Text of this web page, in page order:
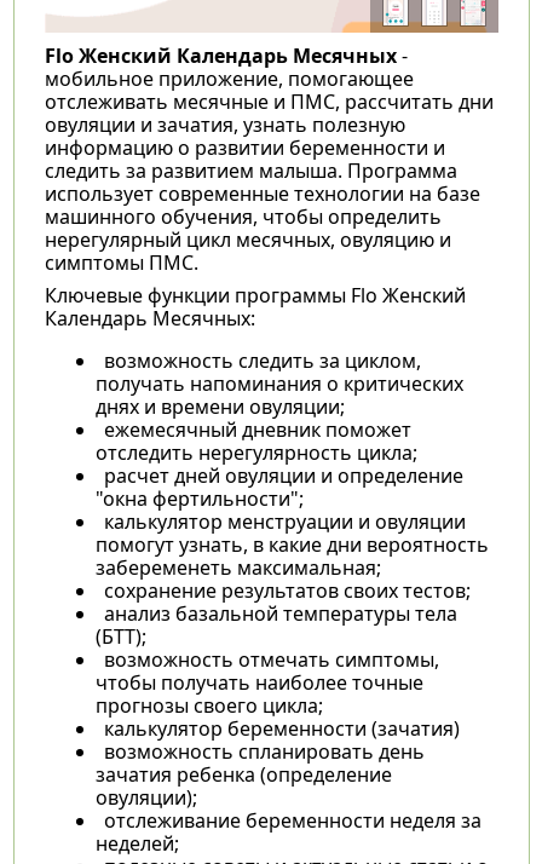
Flo Женский Календарь Месячных-
мобильное приложение, помогающее
отслеживать месячные и ПМС, рассчитать дни
овуляции и зачатия, узнать полезную
информацию о развитии беременности и
следить за развитием малыша. Программа
использует современные технологии на базе
машинного обучения, чтобы определить
нерегулярный цикл месячных, овуляцию и
симптомы ПМС.
Ключевые функции программы Flo Женский
Календарь Месячных:
возможность следить за циклом,
получать напоминания о критических
днях и времени овуляции;
ежемесячный дневник поможет
отследить нерегулярность цикла;
расчет дней овуляции и определение
"окна фертильности";
калькулятор менструации и овуляции
помогут узнать, в какие дни вероятность
забеременеть максимальная;
сохранение результатов своих тестов;
анализ базальной температуры тела
(БТТ);
возможность отмечать симптомы,
чтобы получать наиболее точные
прогнозы своего цикла;
калькулятор беременности (зачатия)
возможность спланировать день
зачатия ребенка (определение
овуляции);
отслеживание беременности неделя за
неделей;